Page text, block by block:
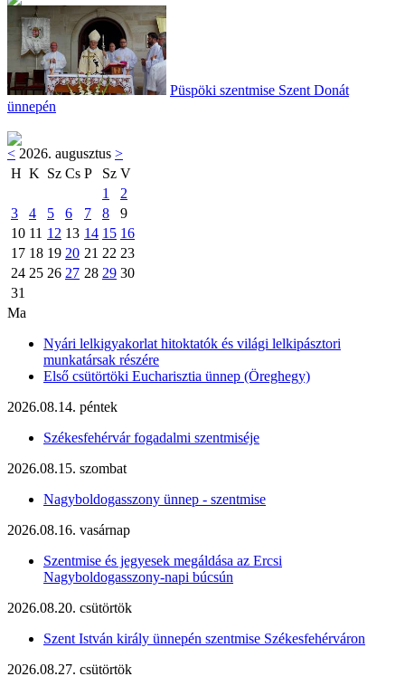
Püspöki szentmise Szent Donát
ünnepén
< 2026. augusztus >
H K Sz Cs P Sz V
1
2
3
4 5 6 7 8
9
10 11 12 13 14 15 16
17 18 19 20 21 22 23
24 25 26 27 28 29 30
31
Ma
Nyári lelkigyakorlat hitoktatók és világi lelkipásztori
munkatársak részére
Első csütörtöki Eucharisztia ünnep (Öreghegy)
2026.08.14. péntek
Székesfehérvár fogadalmi szentmiséje
2026.08.15. szombat
Nagyboldogasszony ünnep - szentmise
2026.08.16. vasárnap
Szentmise és jegyesek megáldása az Ercsi
Nagyboldogasszony-napi búcsún
2026.08.20. csütörtök
Szent István király ünnepén szentmise Székesfehérváron
2026.08.27. csütörtök